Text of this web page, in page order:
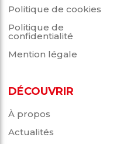
Politique de cookies
Politique de
confidentialité
Mention légale
DÉCOUVRIR
À propos
Actualités